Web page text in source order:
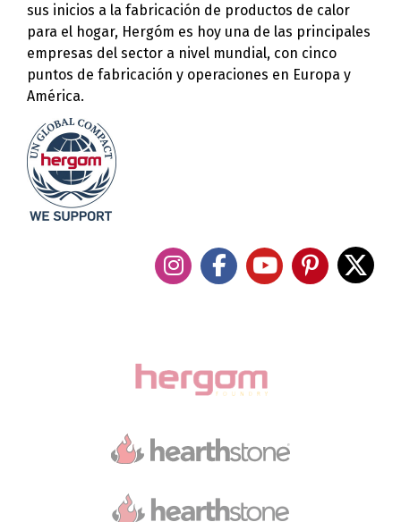
sus inicios a la fabricación de productos de calor
para el hogar, Hergóm es hoy una de las principales
empresas del sector a nivel mundial, con cinco
puntos de fabricación y operaciones en Europa y
América.